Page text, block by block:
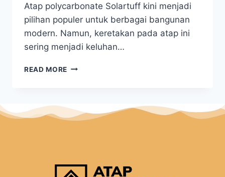
Atap polycarbonate Solartuff kini menjadi
pilihan populer untuk berbagai bangunan
modern. Namun, keretakan pada atap ini
sering menjadi keluhan…
READ MORE